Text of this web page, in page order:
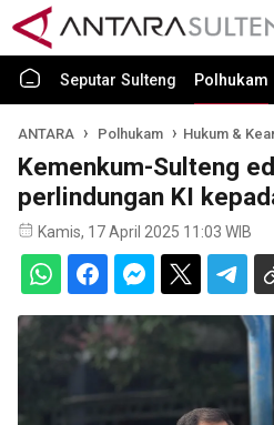
Seputar Sulteng Polhukam
ANTARA Polhukam Hukum &
Kemenkum-Sulteng
perlindungan KI
Kamis, 17 April 2025 11:03 WIB